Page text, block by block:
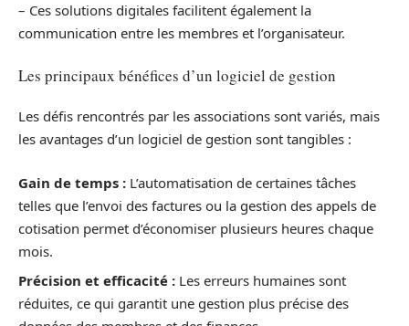
– Ces solutions digitales facilitent également la
communication entre les membres et l’organisateur.
Les principaux bénéfices d’un logiciel de gestion
Les défis rencontrés par les associations sont variés, mais
les avantages d’un logiciel de gestion sont tangibles :
Gain de temps : L’automatisation de certaines tâches
telles que l’envoi des factures ou la gestion des appels de
cotisation permet d’économiser plusieurs heures chaque
mois.
Précision et efficacité : Les erreurs humaines sont
réduites, ce qui garantit une gestion plus précise des